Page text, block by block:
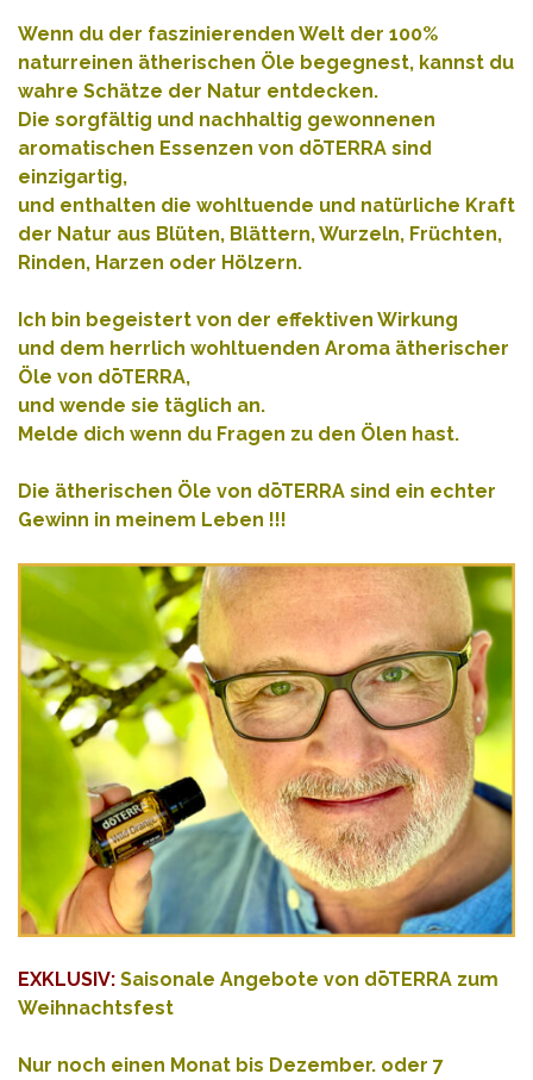
Wenn du der faszinierenden Welt der 100%
naturreinen ätherischen Öle begegnest, kannst du
wahre Schätze der Natur entdecken.
Die sorgfältig und nachhaltig gewonnenen
aromatischen Essenzen von dōTERRA sind
einzigartig,
und enthalten die wohltuende und natürliche Kraft
der Natur aus Blüten, Blättern, Wurzeln, Früchten,
Rinden, Harzen oder Hölzern.
Ich bin begeistert von der effektiven Wirkung
und dem herrlich wohltuenden Aroma ätherischer
Öle von dōTERRA,
und wende sie täglich an.
Melde dich wenn du Fragen zu den Ölen hast.
Die ätherischen Öle von dōTERRA sind ein echter
Gewinn in meinem Leben !!!
EXKLUSIV: Saisonale Angebote von dōTERRA zum
Weihnachtsfest
Nur noch einen Monat bis Dezember. oder 7